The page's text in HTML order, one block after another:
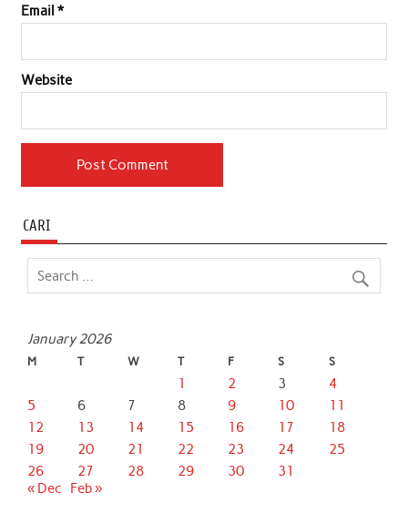
Email *
Website
CARI
January 2026
M T W T F S S
1 2 3
4
5
6 7 8 9 10
11
12
13 14 15 16 17
18
19
20 21 22 23 24
25
26
27 28 29 30
31
« Dec
Feb »